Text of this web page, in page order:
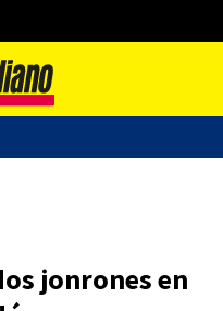
jonrones en